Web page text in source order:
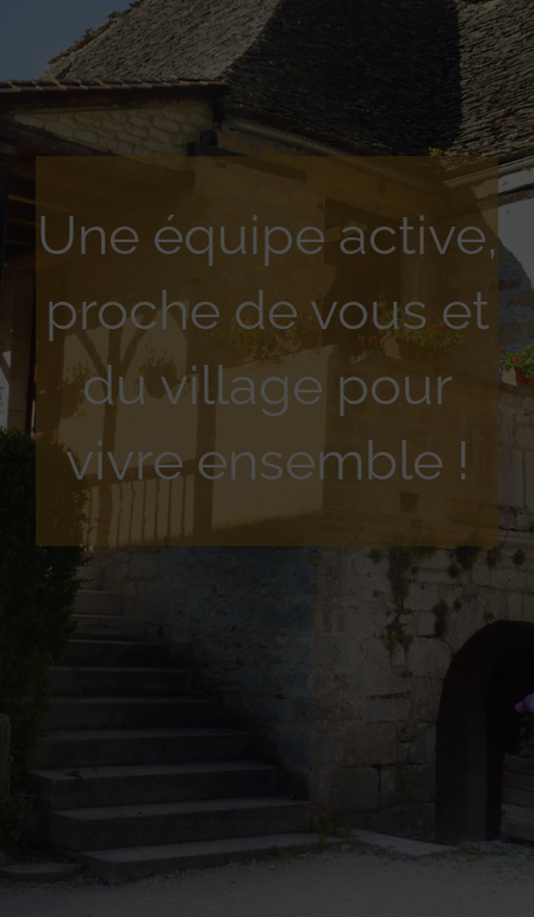
Une équipe active,
proche de vous et
du village pour
vivre ensemble !